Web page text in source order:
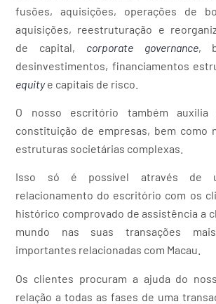
fusões, aquisições, operações de
aquisições, reestruturação e
de capital, corporate governance,
desinvestimentos, financiamentos
equitye capitais de risco.
O nosso escritório também
constituição de empresas, bem como
estruturas societárias complexas.
Isso só é possível através de
relacionamento do escritório com os
histórico comprovado de assistência a
mundo nas suas transações
importantes relacionadas com Macau.
Os clientes procuram a ajuda do
relação a todas as fases de uma